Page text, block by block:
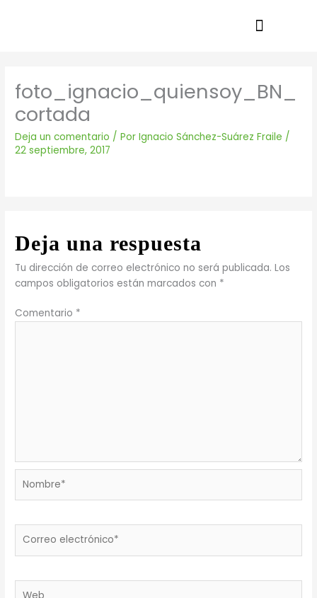
foto_ignacio_quiensoy_BN_
cortada
Deja un comentario / PorIgnacio Sánchez-Suárez Fraile /
22 septiembre, 2017
Deja una respuesta
Tu dirección de correo electrónico no será publicada. Los
campos obligatorios están marcados con *
Comentario *
electrónico*